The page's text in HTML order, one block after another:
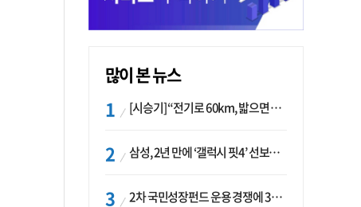
많이 본 뉴스
[시승기] “전기로 60km, 밟으면 462마력”…볼보 XC60 T8의 두 얼굴
삼성, 2년 만에 ‘갤럭시 핏4’ 선보이나…웨어러블 생태계 확장 ‘시동’
2차 국민성장펀드 운용 경쟁에 33개사 몰렸다…신한·하나 등 새 얼굴 대거 합류